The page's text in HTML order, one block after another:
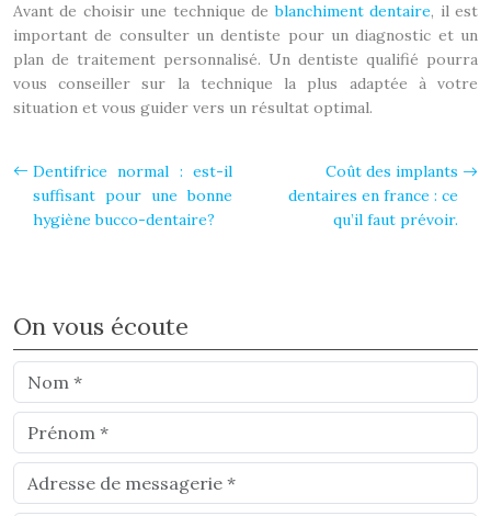
Avant de choisir une technique deblanchiment dentaire, il est
important de consulter un dentiste pour un diagnostic et un
plan de traitement personnalisé. Un dentiste qualifié pourra
vous conseiller sur la technique la plus adaptée à votre
situation et vous guider vers un résultat optimal.
Dentifrice normal : est-il
suffisant pour une bonne
hygiène bucco-dentaire?
Coût des implants
dentaires en france : ce
qu’il faut prévoir.
On vous écoute